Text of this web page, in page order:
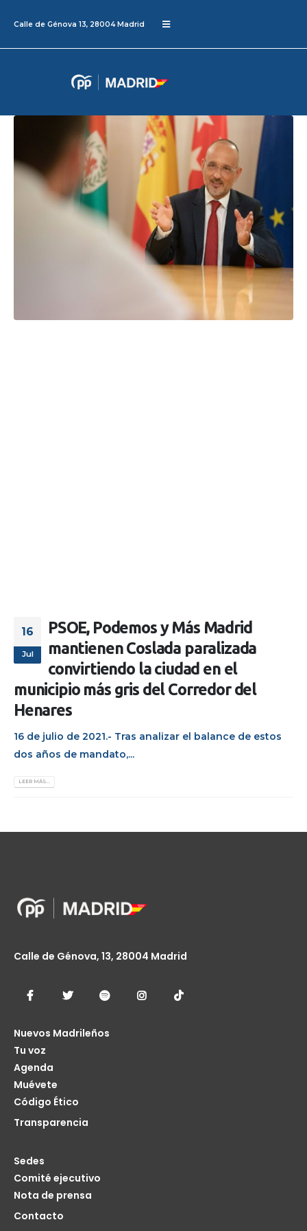
Calle de Génova 13, 28004 Madrid
16
Jul
PSOE, Podemos y Más Madrid
mantienen Coslada paralizada
convirtiendo la ciudad en el
municipio más gris del Corredor del
Henares
16 de julio de 2021.- Tras analizar el balance de estos
dos años de mandato,...
LEER MÁS...
Calle de Génova, 13, 28004 Madrid
Nuevos Madrileños
Tu voz
Agenda
Muévete
Código Ético
Transparencia
Sedes
Comité ejecutivo
Nota de prensa
Contacto